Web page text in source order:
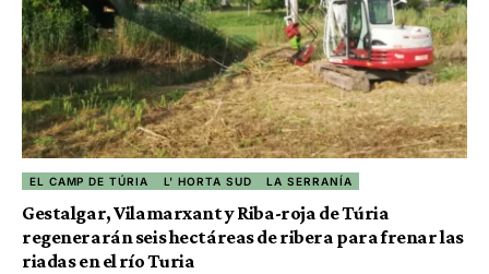
EL CAMP DE TÚRIA L' HORTA SUD LA SERRANÍA
Gestalgar, Vilamarxant y Riba-roja de Túria
regenerarán seis hectáreas de ribera para frenar las
riadas en el río Turia